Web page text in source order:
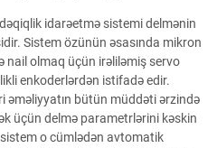
dəqiqlik idarəetmə sistemi delmənin
Sistem özünün əsasında mikron
nail olmaq üçün irəliləmiş servo
enkoderlərdən istifadə edir.
əməliyyatın bütün müddəti ərzində
üçün delmə parametrlərini kəskin
o cümlədən avtomatik